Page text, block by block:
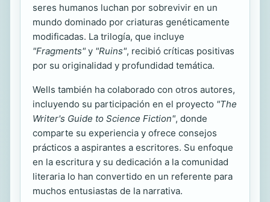
seres humanos luchan por sobrevivir en un
mundo dominado por criaturas genéticamente
modificadas. La trilogía, que incluye
"Fragments" y "Ruins", recibió críticas positivas
por su originalidad y profundidad temática.
Wells también ha colaborado con otros autores,
incluyendo su participación en el proyecto "The
Writer's Guide to Science Fiction", donde
comparte su experiencia y ofrece consejos
prácticos a aspirantes a escritores. Su enfoque
en la escritura y su dedicación a la comunidad
literaria lo han convertido en un referente para
muchos entusiastas de la narrativa.